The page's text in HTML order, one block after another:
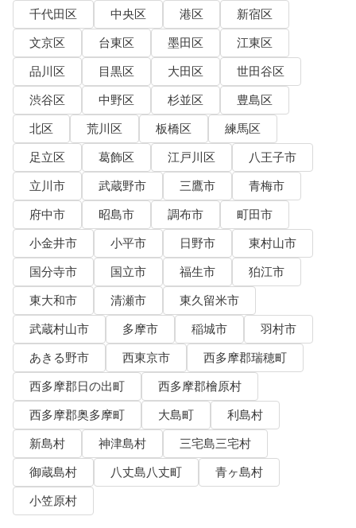
千代田区 中央区 港区
新宿区
文京区
台東区 墨田区
江東区
品川区
目黒区 大田区
世田谷区
渋谷区
中野区 杉並区
豊島区
北区
荒川区 板橋区
練馬区
足立区
葛飾区 江戸川区
八王子市
立川市
武蔵野市 三鷹市
青梅市
府中市
昭島市 調布市
町田市
小金井市
小平市 日野市
東村山市
国分寺市
国立市 福生市
狛江市
東大和市
清瀬市
東久留米市
武蔵村山市
多摩市 稲城市
羽村市
あきる野市
西東京市
西多摩郡瑞穂町
西多摩郡日の出町
西多摩郡檜原村
西多摩郡奥多摩町
大島町
利島村
新島村
神津島村
三宅島三宅村
御蔵島村
八丈島八丈町
青ヶ島村
小笠原村